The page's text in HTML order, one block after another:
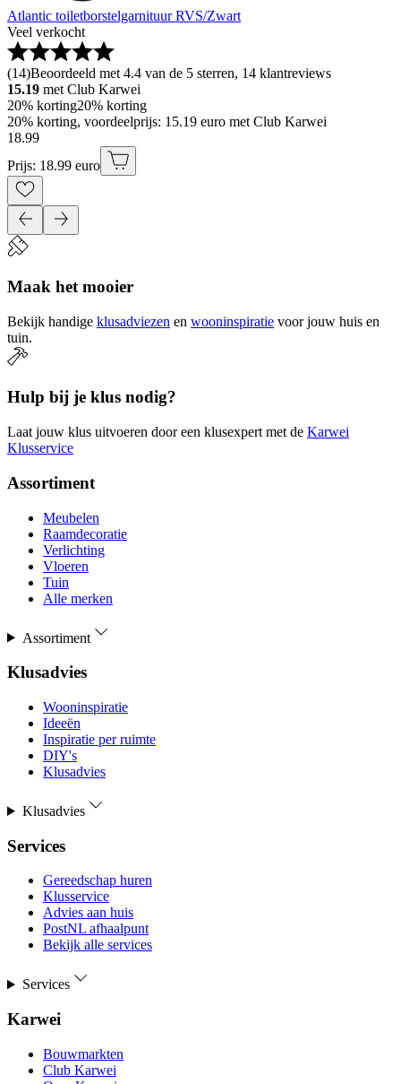
Atlantic toiletborstelgarnituur RVS/Zwart
Veel verkocht
(14)Beoordeeld met 4.4 van de 5 sterren, 14 klantreviews
15.19 met Club Karwei
20% korting20% korting
20% korting, voordeelprijs: 15.19 euro met Club Karwei
18.99
Prijs: 18.99 euro
Maak het mooier
Bekijk handige klusadviezen en wooninspiratie voor jouw huis en
tuin.
Hulp bij je klus nodig?
Laat jouw klus uitvoeren door een klusexpert met de Karwei
Klusservice
Assortiment
Meubelen
Raamdecoratie
Verlichting
Vloeren
Tuin
Alle merken
Assortiment
Klusadvies
Wooninspiratie
Ideeën
Inspiratie per ruimte
DIY's
Klusadvies
Klusadvies
Services
Gereedschap huren
Klusservice
Advies aan huis
PostNL afhaalpunt
Bekijk alle services
Services
Karwei
Bouwmarkten
Club Karwei